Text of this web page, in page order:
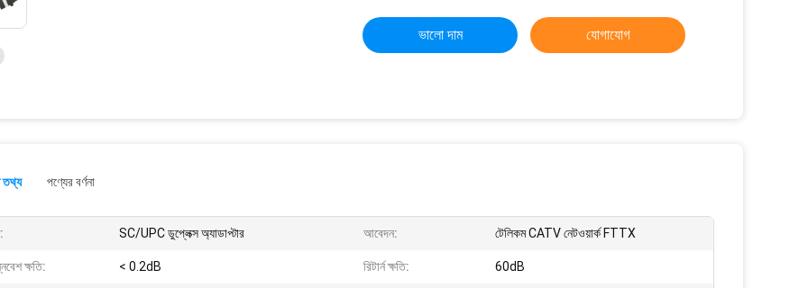
ভালো দাম যোগাযোগ
তথ্য পণ্যের বর্ণনা
SC/UPC ডুপ্লেক্স অ্যাডাপ্টার আবেদন: টেলিকম CATV নেটওয়ার্ক FTTX
ক্ষতি: < 0.2dB রিটার্ন ক্ষতি: 60dB